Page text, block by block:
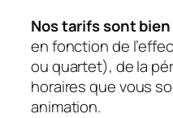
Nos tarifs sont
en fonction de
ou quartet), de la
horaires que vous
animation.